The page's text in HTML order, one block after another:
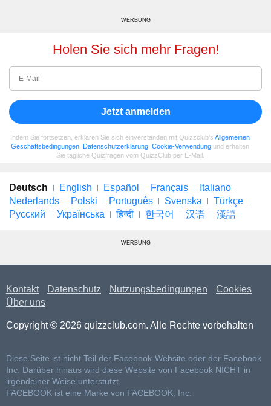
WERBUNG
Holen Sie sich mehr Fragen!
Jetzt anmelden
Indem Sie fortsetzen, erklären Sie sich einverstanden mit Quizzclub's Allgemeinen
Geschäftsbedingungen Datenschutzerklärung Cookie-Verwendung und erhalten
Sie tägliche Quizfragen vom QuizzClub per E-Mail.
Deutsch English Español Français
Italiano
Nederlands
Polski Português Svenska
Türkçe
Русский
Українська हिन्दी 한국어 汉语 漢語
WERBUNG
Kontakt Datenschutz Nutzungsbedingungen
Cookies
Über uns
Copyright © 2026 quizzclub.com. Alle Rechte vorbehalten
Diese Seite ist nicht Teil der Facebook-Website oder der Facebook
Inc. Darüber hinaus wird diese Website von Facebook NICHT in
irgendeiner Weise unterstützt.
FACEBOOK ist eine Marke von FACEBOOK, Inc.